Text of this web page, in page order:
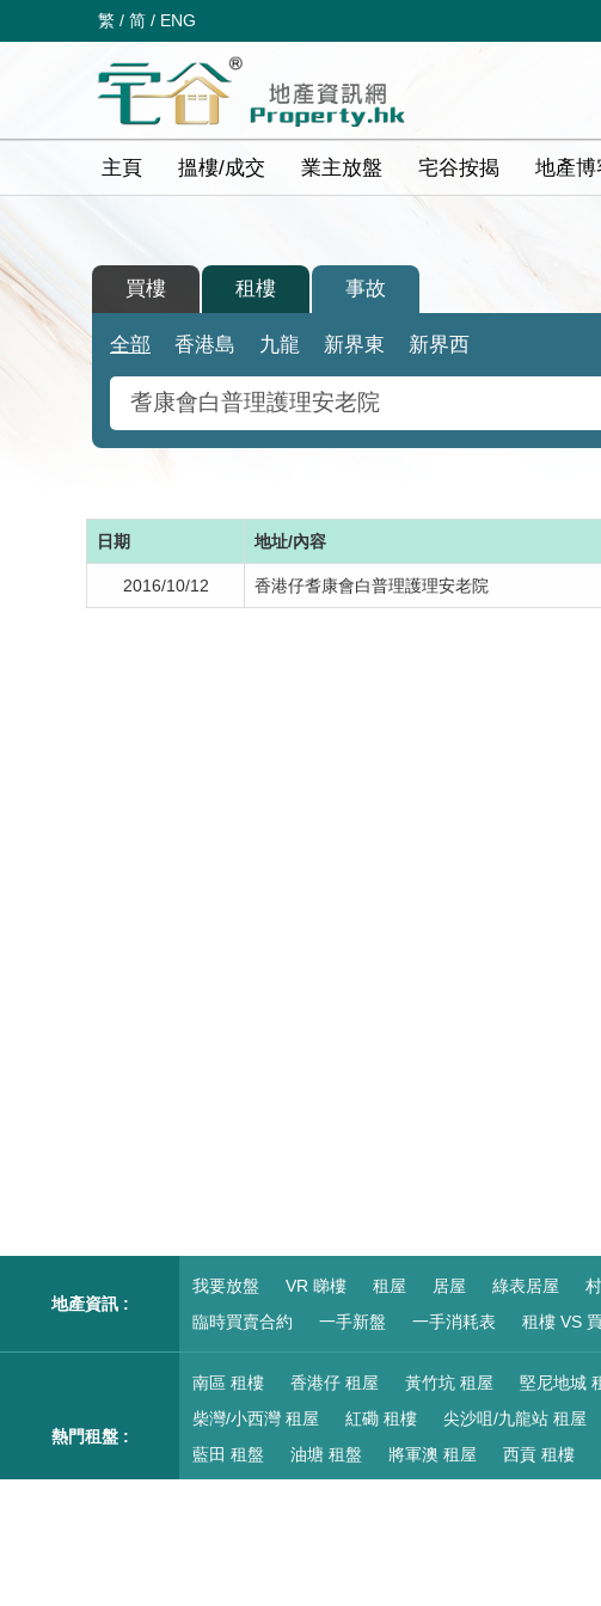
繁 / 简 / ENG
主頁 搵樓/成交 業主放盤 宅谷按揭 地產博
買樓 租樓 事故
全部 香港島 九龍 新界東 新界西
日期 地址/內容
2016/10/12 香港仔耆康會白普理護理安老院
地產資訊 :
我要放盤 VR 睇樓 租屋 居屋 綠表居屋
臨時買賣合約
一手新盤 一手消耗表 租樓 VS
熱門租盤 :
南區 租樓 香港仔 租屋 黃竹坑 租屋 堅尼地城
柴灣/小西灣 租屋
紅磡 租樓 尖沙咀/九龍站 租屋
藍田 租盤
油塘 租盤 將軍澳 租屋 西貢 租樓